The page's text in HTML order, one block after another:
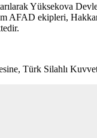
Yüksekova
AFAD ekipleri,
Türk Silahlı